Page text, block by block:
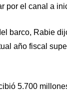
por el canal a
barco, Rabie
año fiscal
5.700